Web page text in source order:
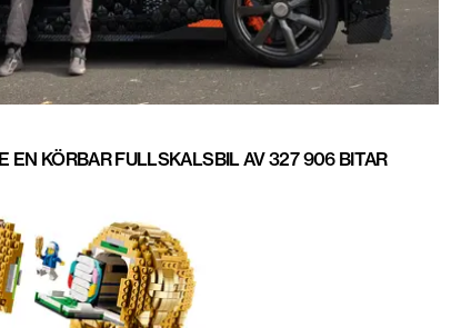
EN KÖRBAR FULLSKALSBIL AV 327 906 BITAR